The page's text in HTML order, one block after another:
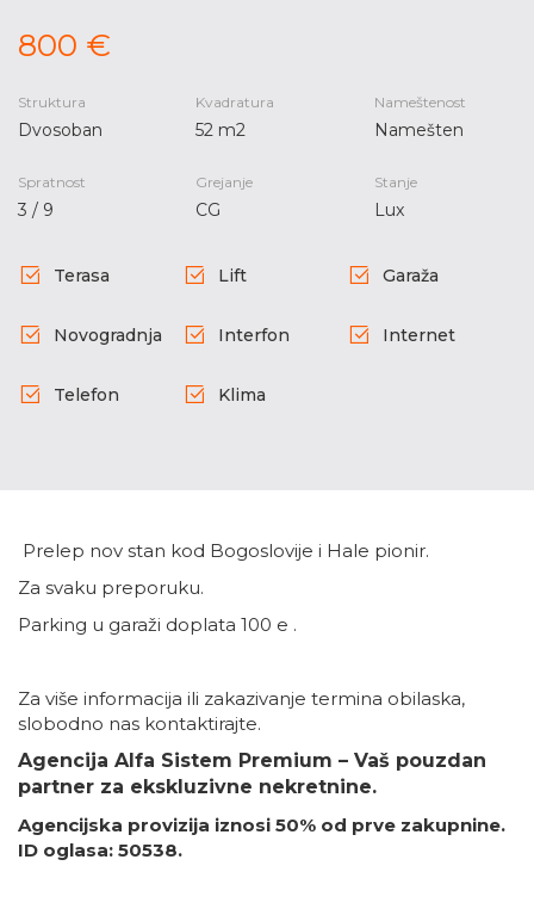
800 €
Struktura
Dvosoban
Kvadratura
52 m2
Nameštenost
Namešten
Spratnost
3 / 9
Grejanje
CG
Stanje
Lux
Terasa Lift Garaža
Novogradnja Interfon Internet
Telefon Klima
Prelep nov stan kod Bogoslovije i Hale pionir.
Za svaku preporuku.
Parking u garaži doplata 100 e .
Za više informacija ili zakazivanje termina obilaska,
slobodno nas kontaktirajte.
Agencija Alfa Sistem Premium – Vaš pouzdan
partner za ekskluzivne nekretnine.
Agencijska provizija iznosi 50% od prve zakupnine.
ID oglasa: 50538.